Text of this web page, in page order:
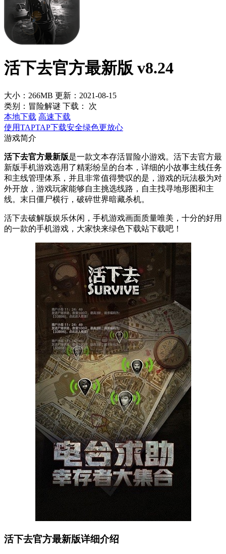
活下去官方最新版 v8.24
大小：266MB 更新：2021-08-15
类别：冒险解谜 下载：
次
本地下载 高速下载
使用TAPTAP下载安全绿色更放心
游戏简介
活下去官方最新版是一款文本存活冒险小游戏。活下去官方最
新版手机游戏选用了精彩纷呈的台本，详细的小故事主线任务
和主线管理体系，并且非常值得赞叹的是，游戏的玩法极为对
外开放，游戏玩家能够自主挑选线路，自主找寻地形图和主
线。末日僵尸横行，破碎世界暗藏杀机。
活下去破解版娱乐休闲，手机游戏画面质量唯美，十分的好用
的一款的手机游戏，大家快来绿色下载站下载吧！
活下去官方最新版详细介绍